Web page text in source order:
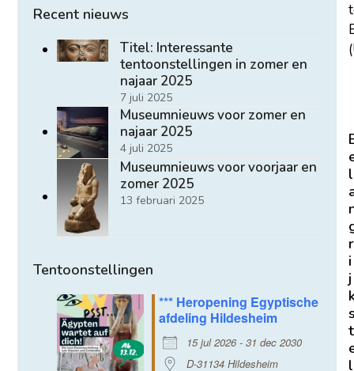
Recent nieuws
Titel: Interessante
tentoonstellingen in zomer en
najaar 2025
7 juli 2025
Museumnieuws voor zomer en
najaar 2025
4 juli 2025
Museumnieuws voor voorjaar en
zomer 2025
13 februari 2025
Tentoonstellingen
*** Heropening Egyptische
afdeling Hildesheim
15 jul 2026 - 31 dec 2030
D-31134 Hildesheim
l
r
i
j
t
l